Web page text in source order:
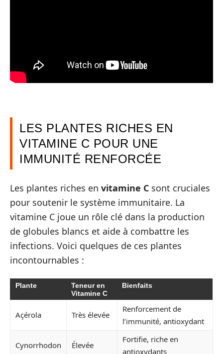
LES PLANTES RICHES EN
VITAMINE C POUR UNE
IMMUNITÉ RENFORCÉE
Les plantes riches en vitamine C sont cruciales
pour soutenir le système immunitaire. La
vitamine C joue un rôle clé dans la production
de globules blancs et aide à combattre les
infections. Voici quelques de ces plantes
incontournables :
Plante
Teneur en
Vitamine C
Bienfaits
Açérola Très élevée
Renforcement de
l’immunité, antioxydant
Cynorrhodon Élevée
Fortifie, riche en
antioxydants